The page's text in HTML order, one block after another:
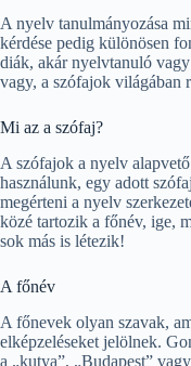
A nyelv tanulmányozása
kérdése pedig különösen
diák, akár nyelvtanuló
vagy, a szófajok világában
Mi az a szófaj?
A szófajok a nyelv
használunk, egy adott
megérteni a nyelv
közé tartozik a főnév, ige,
sok más is létezik!
A főnév
A főnevek olyan szavak,
elképzeléseket jelölnek.
a „kutya”, „Budapest”